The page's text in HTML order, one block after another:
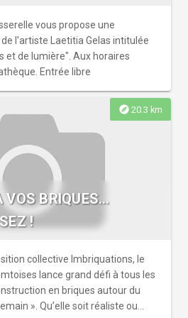
enfant, qui apprend à observer
des animaux. Cette sortie
loisir en famille, mêlant nature,
un environnement verdoyant
vous propose une
l'artiste Laetitia Gelas intitulée
et de lumière". Aux horaires
Entrée libre
explore 20.3 km
VOS BRIQUES…
!
collective Imbriquations, le
lance grand défi à tous les
en briques autour du
». Qu’elle soit réaliste ou